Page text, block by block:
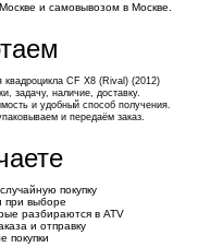
и самовывозом в Москве.
СF X8 (Rival) (2012)
задачу, наличие, доставку.
и удобный способ получения.
и передаём заказ.
покупку
при выборе
разбираются в ATV
и отправку
покупки